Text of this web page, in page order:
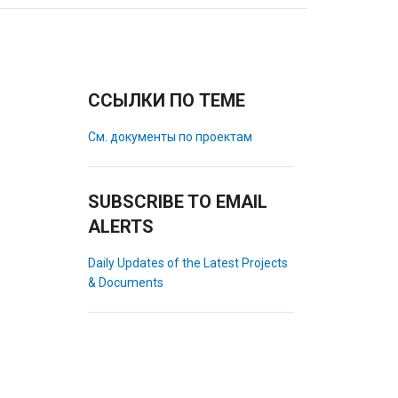
ССЫЛКИ ПО ТЕМЕ
См. документы по проектам
SUBSCRIBE TO EMAIL
ALERTS
Daily Updates of the Latest Projects
& Documents